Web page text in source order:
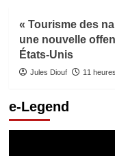
« Tourisme des
une nouvelle
États-Unis
Jules Diouf 11
e-Legend